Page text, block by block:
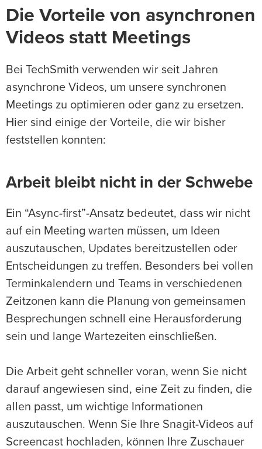
Die Vorteile von asynchronen
Videos statt Meetings
Bei TechSmith verwenden wir seit Jahren
asynchrone Videos, um unsere synchronen
Meetings zu optimieren oder ganz zu ersetzen.
Hier sind einige der Vorteile, die wir bisher
feststellen konnten:
Arbeit bleibt nicht in der Schwebe
Ein “Async-first”-Ansatz bedeutet, dass wir nicht
auf ein Meeting warten müssen, um Ideen
auszutauschen, Updates bereitzustellen oder
Entscheidungen zu treffen. Besonders bei vollen
Terminkalendern und Teams in verschiedenen
Zeitzonen kann die Planung von gemeinsamen
Besprechungen schnell eine Herausforderung
sein und lange Wartezeiten einschließen.
Die Arbeit geht schneller voran, wenn Sie nicht
darauf angewiesen sind, eine Zeit zu finden, die
allen passt, um wichtige Informationen
auszutauschen. Wenn Sie Ihre Snagit-Videos auf
Screencast hochladen, können Ihre Zuschauer